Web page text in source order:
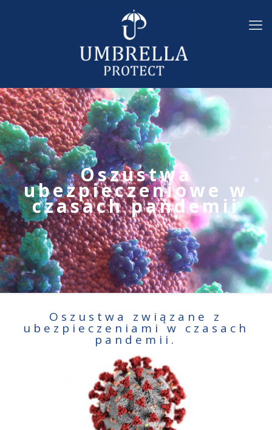
Oszustwa
ubezpieczeniowe w
czasach pandemii
Oszustwa związane z
ubezpieczeniami w czasach
pandemii.